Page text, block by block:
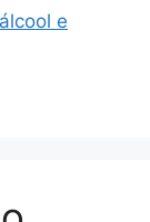
e